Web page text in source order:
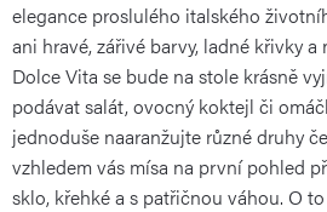
elegance proslulého italského
ani hravé, zářivé barvy, ladné křivky
Dolce Vita se bude na stole krásně
podávat salát, ovocný koktejl či
jednoduše naaranžujte různé druhy
vzhledem vás mísa na první pohled
sklo, křehké a s patřičnou váhou. O